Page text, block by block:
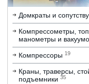
Домкраты и
Компрессометры,
манометры и
Компрессоры 19
Краны, траверсы,
подъемники 35